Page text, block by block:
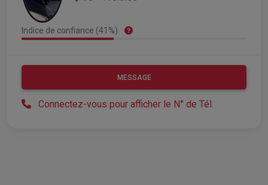
Indice de confiance (41%)
MESSAGE
Connectez-vous pour afficher le N° de Tél.